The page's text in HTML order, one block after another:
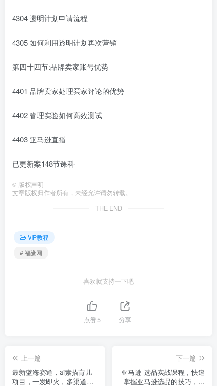
4304 遗明计划申请流程
4305 如何利用透明计划再次营销
第四十四节:品牌卖家账号优势
4401 品牌卖家处理买家评论的优势
4402 管理实验如何高效测试
4403 亚马逊直播
已更新案148节课科
© 版权声明
文章版权归作者所有，未经允许请勿转载。
THE END
VIP教程
# 福缘网
喜欢就支持一下吧
点赞5 分享
上一篇
最新蓝海赛道，ai素描育儿
项目，一发即火，多渠道发
下一篇
亚马逊-选品实战课程，快速
掌握亚马逊选品的技巧，覆